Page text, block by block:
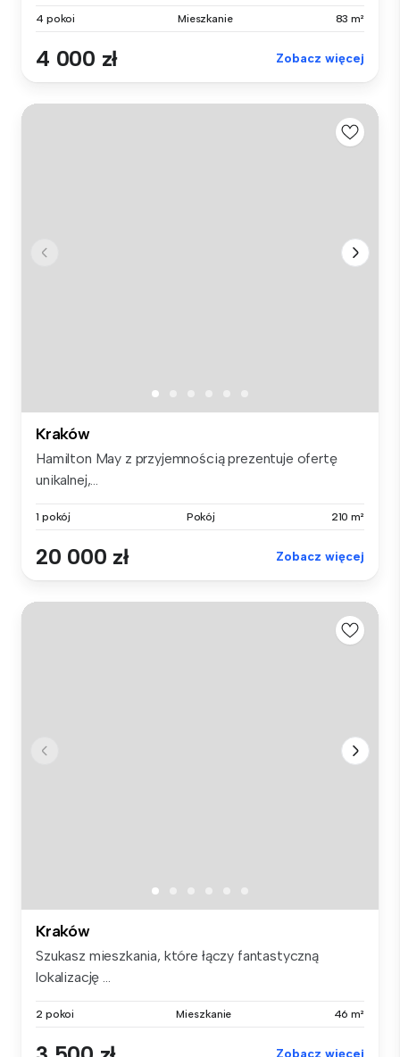
4 pokoi Mieszkanie 83 m²
4 000 zł Zobacz więcej
Kraków
Hamilton May z przyjemnością prezentuje ofertę
unikalnej,...
1 pokój Pokój 210 m²
20 000 zł Zobacz więcej
Kraków
Szukasz mieszkania, które łączy fantastyczną
lokalizację ...
2 pokoi Mieszkanie 46 m²